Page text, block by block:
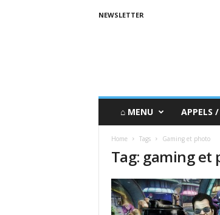
NEWSLETTER
⌂ MENU APPELS
Home Tags Gaming et photo
Tag: gaming et